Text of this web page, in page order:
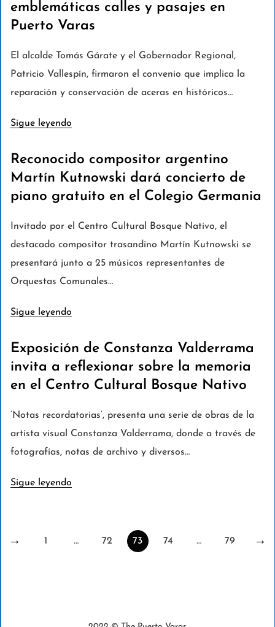
emblemáticas calles y pasajes en
Puerto Varas
El alcalde Tomás Gárate y el Gobernador Regional,
Patricio Vallespín, firmaron el convenio que implica la
reparación y conservación de aceras en históricos…
Sigue leyendo
Reconocido compositor argentino
Martín Kutnowski dará concierto de
piano gratuito en el Colegio Germania
Invitado por el Centro Cultural Bosque Nativo, el
destacado compositor trasandino Martín Kutnowski se
presentará junto a 25 músicos representantes de
Orquestas Comunales…
Sigue leyendo
Exposición de Constanza Valderrama
invita a reflexionar sobre la memoria
en el Centro Cultural Bosque Nativo
‘Notas recordatorias’, presenta una serie de obras de la
artista visual Constanza Valderrama, donde a través de
fotografías, notas de archivo y diversos…
Sigue leyendo
1 … 72 73 74 … 79